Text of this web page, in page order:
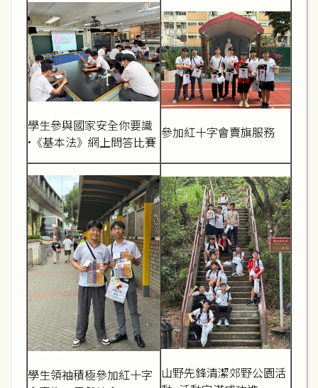
學生參與國家安全你要識
•《基本法》網上問答比賽
參加紅十字會賣旗服務
學生領袖積極參加紅十字
山野先鋒清潔郊野公園活